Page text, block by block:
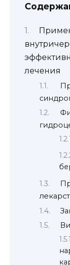
лечения